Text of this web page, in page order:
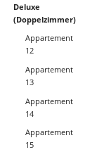
Deluxe
(Doppelzimmer)
Appartement
12
Appartement
13
Appartement
14
Appartement
15